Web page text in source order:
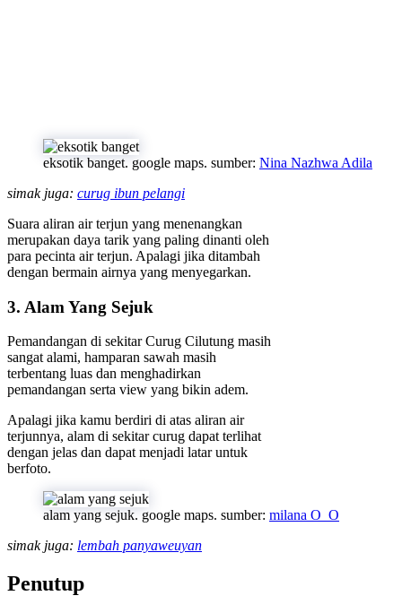
eksotik banget. google maps. sumber: Nina Nazhwa Adila
simak juga: curug ibun pelangi
Suara aliran air terjun yang menenangkan
merupakan daya tarik yang paling dinanti oleh
para pecinta air terjun. Apalagi jika ditambah
dengan bermain airnya yang menyegarkan.
3. Alam Yang Sejuk
Pemandangan di sekitar Curug Cilutung masih
sangat alami, hamparan sawah masih
terbentang luas dan menghadirkan
pemandangan serta view yang bikin adem.
Apalagi jika kamu berdiri di atas aliran air
terjunnya, alam di sekitar curug dapat terlihat
dengan jelas dan dapat menjadi latar untuk
berfoto.
alam yang sejuk. google maps. sumber: milana O_O
simak juga: lembah panyaweuyan
Penutup